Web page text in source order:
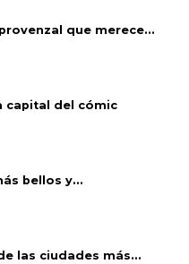
que merece...
capital del cómic
bellos y...
las ciudades más...